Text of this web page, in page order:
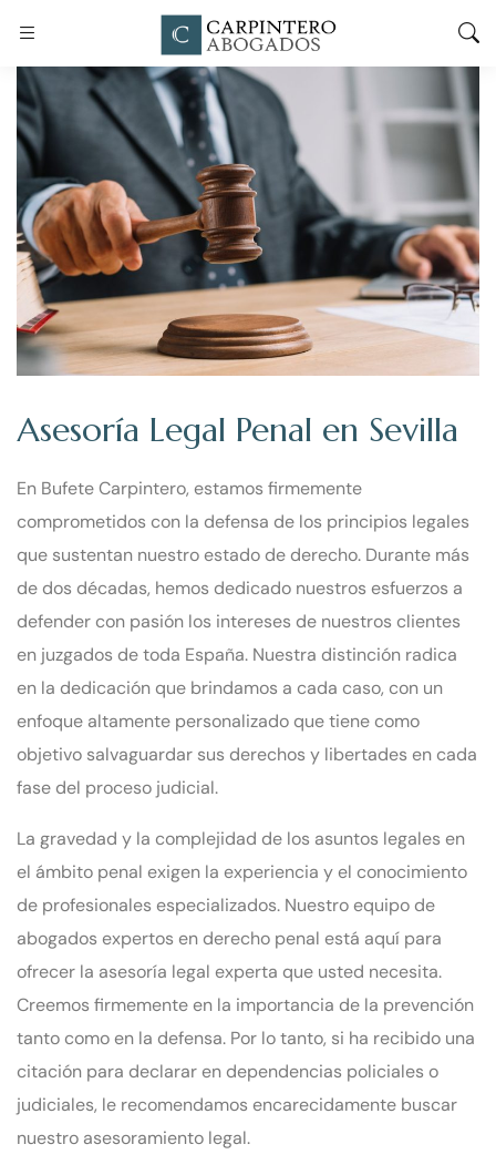
Asesoría Legal Penal en Sevilla
En Bufete Carpintero, estamos firmemente
comprometidos con la defensa de los principios legales
que sustentan nuestro estado de derecho. Durante más
de dos décadas, hemos dedicado nuestros esfuerzos a
defender con pasión los intereses de nuestros clientes
en juzgados de toda España. Nuestra distinción radica
en la dedicación que brindamos a cada caso, con un
enfoque altamente personalizado que tiene como
objetivo salvaguardar sus derechos y libertades en cada
fase del proceso judicial.
La gravedad y la complejidad de los asuntos legales en
el ámbito penal exigen la experiencia y el conocimiento
de profesionales especializados. Nuestro equipo de
abogados expertos en derecho penal está aquí para
ofrecer la asesoría legal experta que usted necesita.
Creemos firmemente en la importancia de la prevención
tanto como en la defensa. Por lo tanto, si ha recibido una
citación para declarar en dependencias policiales o
judiciales, le recomendamos encarecidamente buscar
nuestro asesoramiento legal.